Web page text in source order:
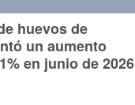
huevos de
un aumento
en junio de 2026